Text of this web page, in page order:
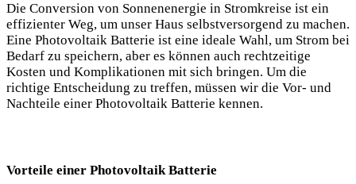
Die Conversion von Sonnenenergie in Stromkreise ist ein
effizienter Weg, um unser Haus selbstversorgend zu machen.
Eine Photovoltaik Batterie ist eine ideale Wahl, um Strom bei
Bedarf zu speichern, aber es können auch rechtzeitige
Kosten und Komplikationen mit sich bringen. Um die
richtige Entscheidung zu treffen, müssen wir die Vor- und
Nachteile einer Photovoltaik Batterie kennen.
Vorteile einer Photovoltaik Batterie